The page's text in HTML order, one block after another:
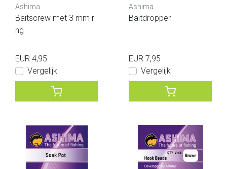
Ashima
Baitscrew met 3 mm ri
ng
EUR 4,95
Vergelijk
Ashima
Baitdropper
EUR 7,95
Vergelijk